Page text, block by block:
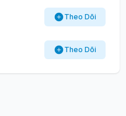
Theo Dõi
Theo Dõi